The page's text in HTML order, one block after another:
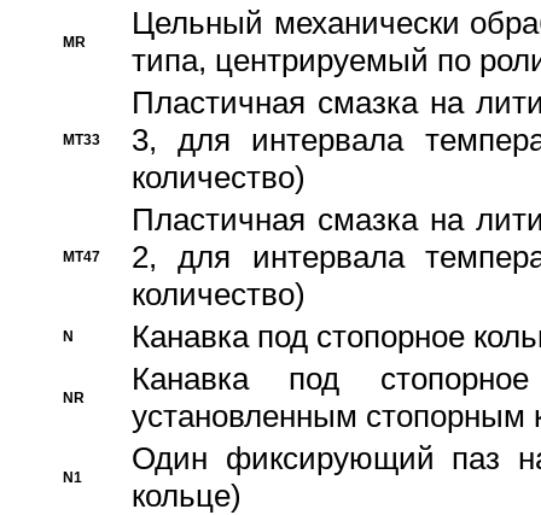
MR
Цельный механически
типа, центрируемый по
MT33
Пластичная смазка на
3, для интервала
количество)
MT47
Пластичная смазка на
2, для интервала
количество)
N Канавка под стопорное
NR
Канавка под
установленным стопорным
N1
Один фиксирующий паз
кольце)